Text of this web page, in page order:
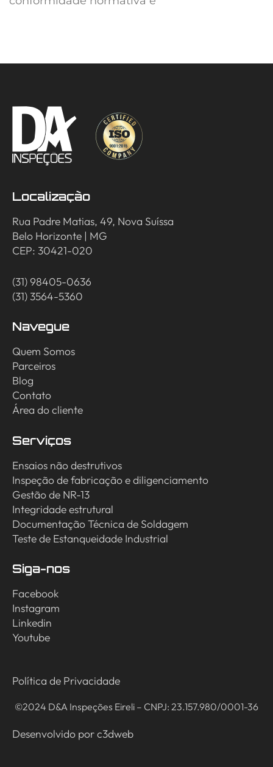
Localização
Rua Padre Matias, 49, Nova Suíssa
Belo Horizonte | MG
CEP: 30421-020
(31) 98405-0636
(31) 3564-5360
Navegue
Quem Somos
Parceiros
Blog
Contato
Área do cliente
Serviços
Ensaios não destrutivos
Inspeção de fabricação e diligenciamento
Gestão de NR-13
Integridade estrutural
Documentação Técnica de Soldagem
Teste de Estanqueidade Industrial
Siga-nos
Facebook
Instagram
Linkedin
Youtube
Política de Privacidade
©2024 D&A Inspeções Eireli – CNPJ: 23.157.980/0001-36
Desenvolvido porc3dweb